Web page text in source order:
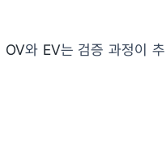
OV와 EV는 검증 과정이 추